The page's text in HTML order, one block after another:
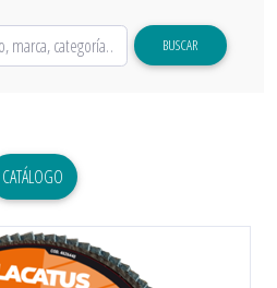
BUSCAR
CATÁLOGO